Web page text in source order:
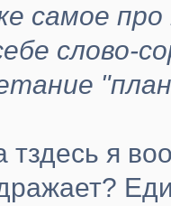
самое
слово-
тздесь я